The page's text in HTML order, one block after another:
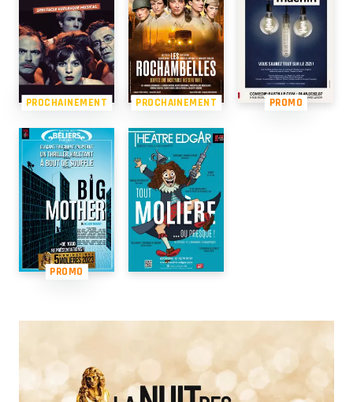
PROCHAINEMENT PROCHAINEMENT PROMO
PROMO